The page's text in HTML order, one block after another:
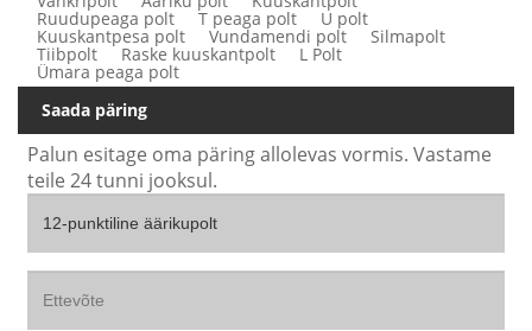
Ruudupeaga polt T peaga polt U polt
Kuuskantpesa polt Vundamendi polt Silmapolt
Tiibpolt Raske kuuskantpolt L Polt
Ümara peaga polt
Saada päring
Palun esitage oma päring allolevas vormis. Vastame
teile 24 tunni jooksul.